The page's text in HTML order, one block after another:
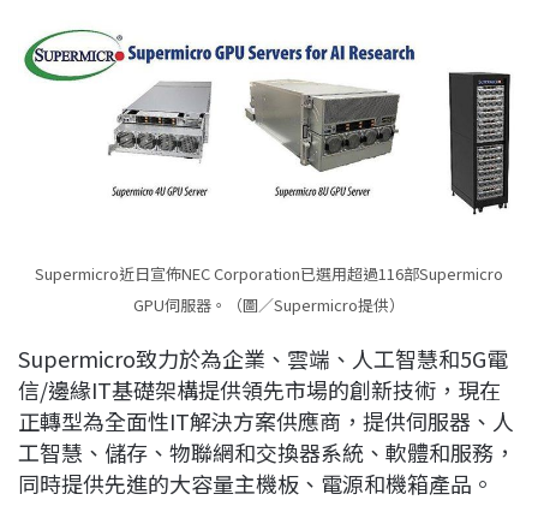
Supermicro近日宣佈NEC Corporation已選用超過116部Supermicro
GPU伺服器。（圖／Supermicro提供）
Supermicro致力於為企業、雲端、人工智慧和5G電
信/邊緣IT基礎架構提供領先市場的創新技術，現在
正轉型為全面性IT解決方案供應商，提供伺服器、人
工智慧、儲存、物聯網和交換器系統、軟體和服務，
同時提供先進的大容量主機板、電源和機箱產品。